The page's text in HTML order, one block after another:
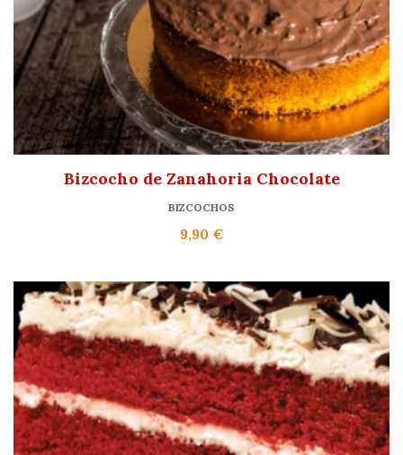
Bizcocho de Zanahoria Chocolate
BIZCOCHOS
9,90 €